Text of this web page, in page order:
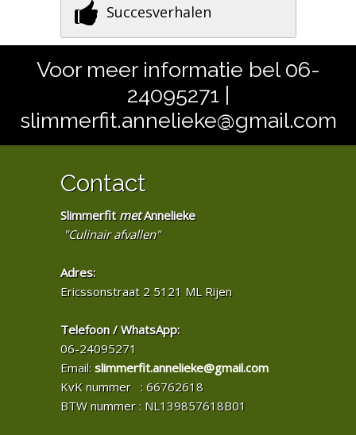
Succesverhalen
Voor meer informatie bel 06-
24095271 |
slimmerfit.annelieke@gmail.com
Contact
Slimmerfit metAnnelieke
"Culinair afvallen"
Adres:
Ericssonstraat 2 5121 ML Rijen
Telefoon / WhatsApp:
06-24095271
Email:slimmerfit.annelieke@gmail.com
KvK nummer : 66762618
BTW nummer : NL139857618B01